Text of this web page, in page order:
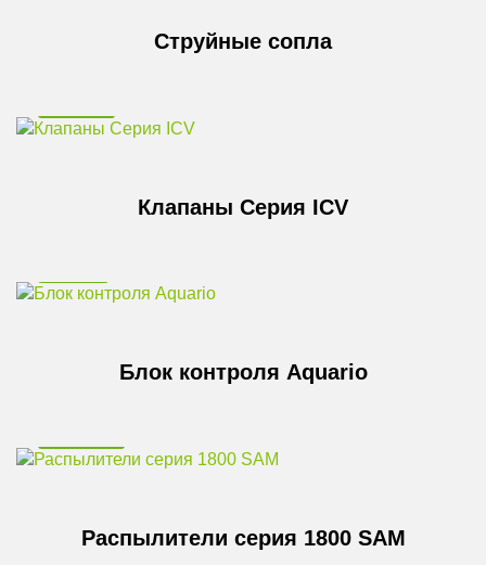
Струйные сопла
Клапаны Серия ICV
Блок контроля Aquario
Распылители серия 1800 SAM